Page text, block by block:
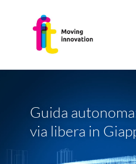
Guida
via libera in